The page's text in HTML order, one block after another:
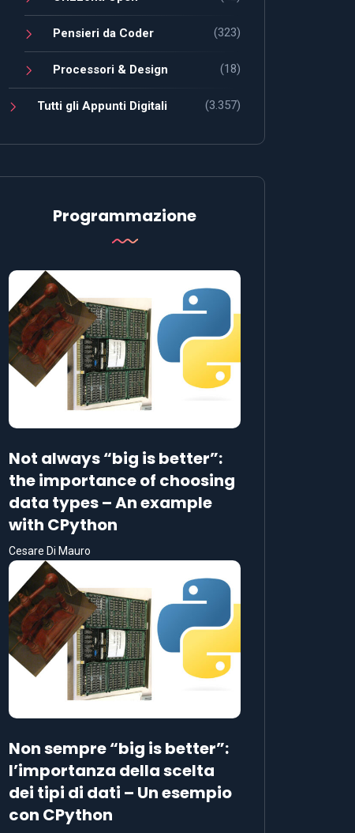
Pensieri da Coder (323)
Processori & Design (18)
Tutti gli Appunti Digitali (3.357)
Programmazione
Not always “big is better”:
the importance of choosing
data types – An example
with CPython
Cesare Di Mauro
Non sempre “big is better”:
l’importanza della scelta
dei tipi di dati – Un esempio
con CPython